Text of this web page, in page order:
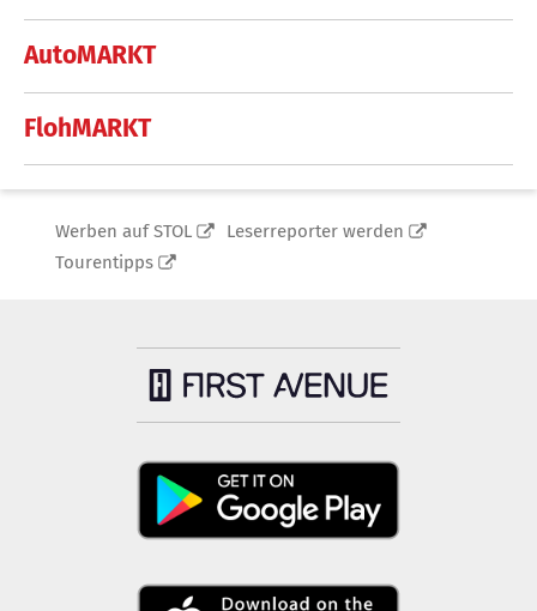
AutoMARKT
FlohMARKT
Werben auf STOL
Leserreporter werden
Tourentipps